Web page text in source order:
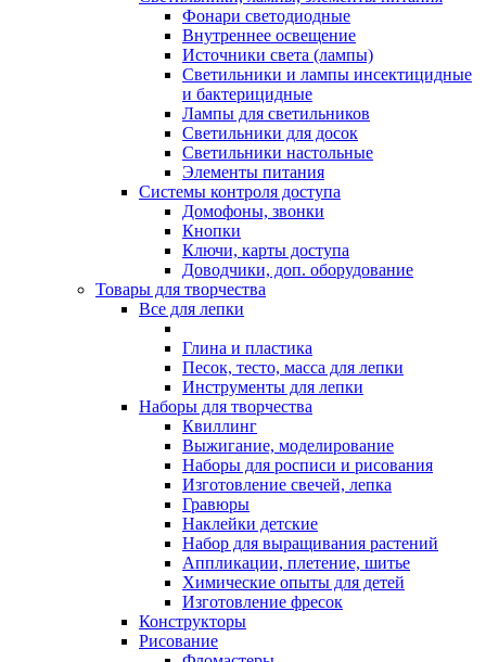
Фонари светодиодные
Внутреннее освещение
Источники света (лампы)
Светильники и лампы инсектицидные
и бактерицидные
Лампы для светильников
Светильники для досок
Светильники настольные
Элементы питания
Системы контроля доступа
Домофоны, звонки
Кнопки
Ключи, карты доступа
Доводчики, доп. оборудование
Товары для творчества
Все для лепки
Глина и пластика
Песок, тесто, масса для лепки
Инструменты для лепки
Наборы для творчества
Квиллинг
Выжигание, моделирование
Наборы для росписи и рисования
Изготовление свечей, лепка
Гравюры
Наклейки детские
Набор для выращивания растений
Аппликации, плетение, шитье
Химические опыты для детей
Изготовление фресок
Конструкторы
Рисование